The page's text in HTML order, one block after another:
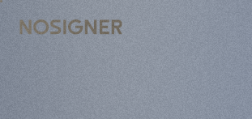
INICI